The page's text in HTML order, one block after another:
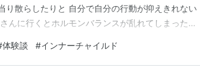
り散らしたりと 自分で自分の行動が抑えきれない
んに行くとホルモンバランスが乱れてしまったん
れはちゃんとやらないといけないと思って…」 と
数…
体験談 #インナーチャイルド